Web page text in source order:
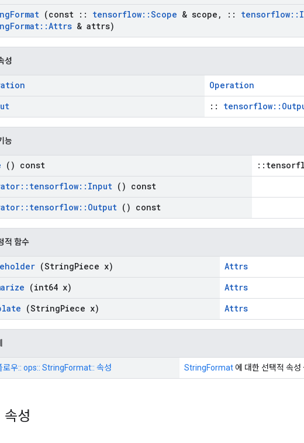
Format (const :: tensorflow::Scope & scope , :: tensorflow::
Format::Attrs & attrs)
성
Operation
::
능
() const
:: tensorflow:: Input () const
:: tensorflow:: Output () const
적 함수
(StringPiece x)
Attrs
(int64 x)
Attrs
(StringPiece x) Attrs
로우:: ops:: StringFormat:: 속성 StringFormat 에 대한 선택적 속성
속성